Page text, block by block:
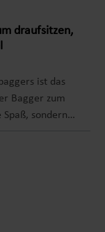
draufsitzen,
ist das
Bagger zum
sondern
zu erkunden